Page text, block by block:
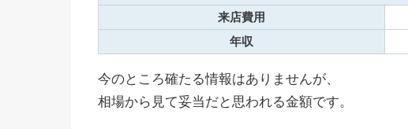
来店費用
年収
今のところ確たる情報はありませんが、
相場から見て妥当だと思われる金額です。